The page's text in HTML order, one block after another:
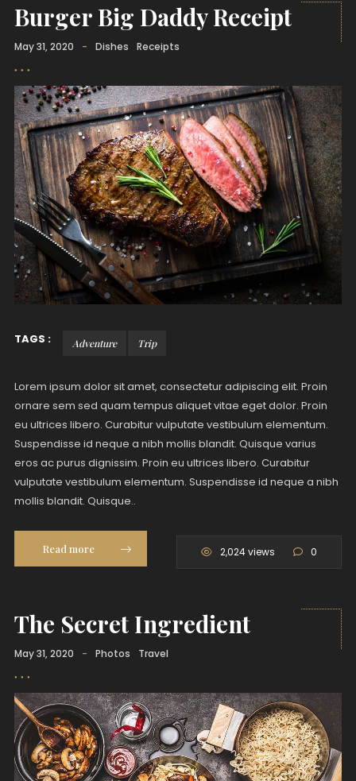
Burger Big Daddy Receipt
May 31, 2020 - Dishes Receipts
TAGS : Adventure Trip
Lorem ipsum dolor sit amet, consectetur adipiscing elit. Proin
ornare sem sed quam tempus aliquet vitae eget dolor. Proin
eu ultrices libero. Curabitur vulputate vestibulum elementum.
Suspendisse id neque a nibh mollis blandit. Quisque varius
eros ac purus dignissim. Proin eu ultrices libero. Curabitur
vulputate vestibulum elementum. Suspendisse id neque a nibh
mollis blandit. Quisque..
Read more 2,024 views 0
The Secret Ingredient
May 31, 2020 - Photos Travel